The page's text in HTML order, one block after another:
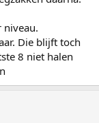
niveau.
Die blijft toch
8 niet halen